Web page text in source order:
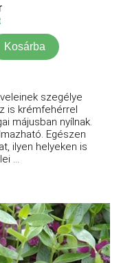
Kosárba
szegélye
is krémfehérrel
májusban nyílnak.
Egészen
ilyen helyeken is
...